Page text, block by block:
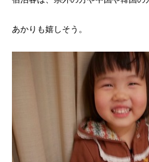
あかりも嬉しそう。